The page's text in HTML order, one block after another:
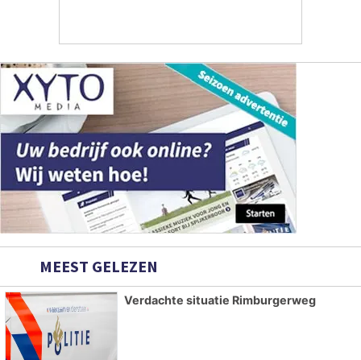
MEEST GELEZEN
Verdachte situatie Rimburgerweg